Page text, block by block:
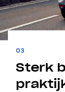
03
Sterk